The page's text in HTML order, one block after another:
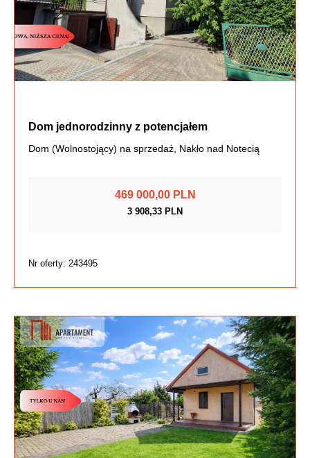
Dom jednorodzinny z potencjałem
Dom (Wolnostojący) na sprzedaż, Nakło nad Notecią
469 000,00 PLN
3 908,33 PLN
Nr oferty: 243495